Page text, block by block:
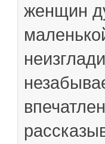
женщин